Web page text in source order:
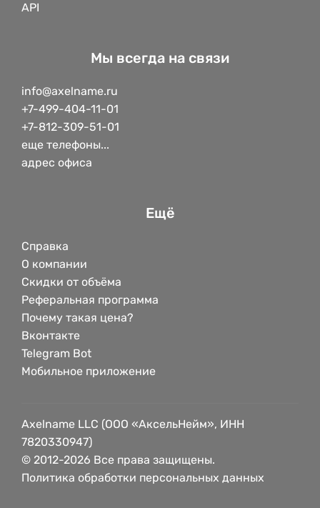
API
Мы всегда на связи
info@axelname.ru
+7-499-404-11-01
+7-812-309-51-01
еще телефоны...
адрес офиса
Ещё
Справка
О компании
Скидки от объёма
Реферальная программа
Почему такая цена?
Вконтакте
Telegram Bot
Мобильное приложение
Axelname LLC (ООО «АксельНейм», ИНН
7820330947)
© 2012-2026 Все права защищены.
Политика обработки персональных данных